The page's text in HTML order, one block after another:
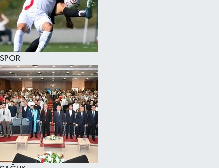
SPOR
KÜLTÜR SANAT
MAGAZİN
SAĞLIK
SİYASET
SPOR
TEKNOLOJİ